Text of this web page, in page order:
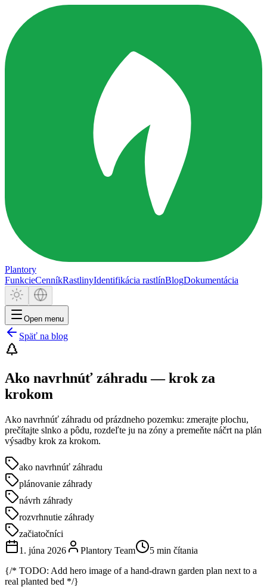
Plantory
FunkcieCenníkRastlinyIdentifikácia rastlínBlogDokumentácia
Open menu
Späť na blog
Ako navrhnúť záhradu — krok za
krokom
Ako navrhnúť záhradu od prázdneho pozemku: zmerajte plochu,
prečítajte slnko a pôdu, rozdeľte ju na zóny a premeňte náčrt na plán
výsadby krok za krokom.
ako navrhnúť záhradu
plánovanie záhrady
návrh záhrady
rozvrhnutie záhrady
začiatočníci
1. júna 2026
Plantory Team
5 min čítania
{/* TODO: Add hero image of a hand-drawn garden plan next to a
real planted bed */}